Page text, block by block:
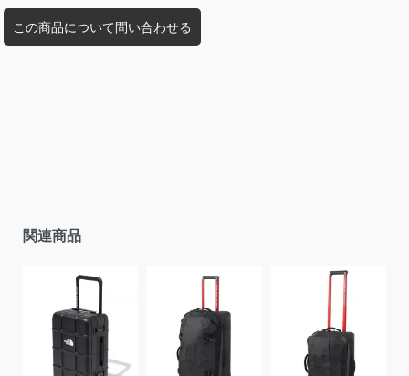
この商品について問い合わせる
関連商品